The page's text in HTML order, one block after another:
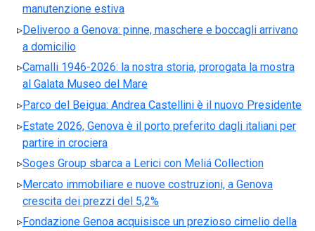
manutenzione estiva
Deliveroo a Genova: pinne, maschere e boccagli arrivano
a domicilio
Camalli 1946-2026: la nostra storia, prorogata la mostra
al Galata Museo del Mare
Parco del Beigua: Andrea Castellini è il nuovo Presidente
Estate 2026, Genova è il porto preferito dagli italiani per
partire in crociera
Soges Group sbarca a Lerici con Meliá Collection
Mercato immobiliare e nuove costruzioni, a Genova
crescita dei prezzi del 5,2%
Fondazione Genoa acquisisce un prezioso cimelio della